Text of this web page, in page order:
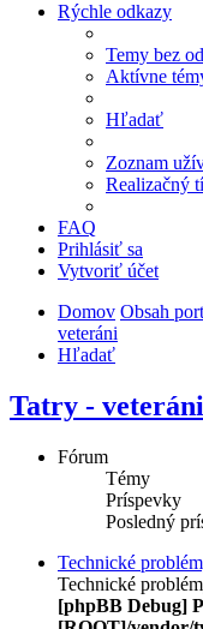
Rýchle odkazy
Temy bez
Aktívne
Hľadať
Zoznam
Realizačný
FAQ
Prihlásiť sa
Vytvoriť účet
Domov Obsah
veteráni
Hľadať
Tatry - veteráni
Fórum
Témy
Príspevky
Posledný
Technické
Technické
[phpBB Debug]